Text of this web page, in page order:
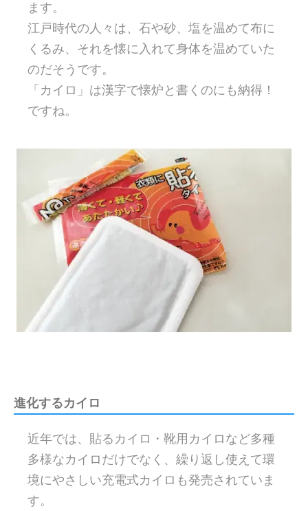
ます。
江戸時代の人々は、石や砂、塩を温めて布に
くるみ、それを懐に入れて身体を温めていた
のだそうです。
「カイロ」は漢字で懐炉と書くのにも納得！
ですね。
進化するカイロ
近年では、貼るカイロ・靴用カイロなど多種
多様なカイロだけでなく、繰り返し使えて環
境にやさしい充電式カイロも発売されていま
す。